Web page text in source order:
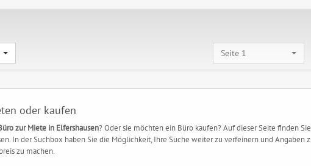
Seite 1
oder kaufen
zur Miete in Elfershausen? Oder sie möchten ein Büro kaufen? Auf dieser Seite finden
In der Suchbox haben Sie die Möglichkeit, Ihre Suche weiter zu verfeinern und Angaben
zu machen.